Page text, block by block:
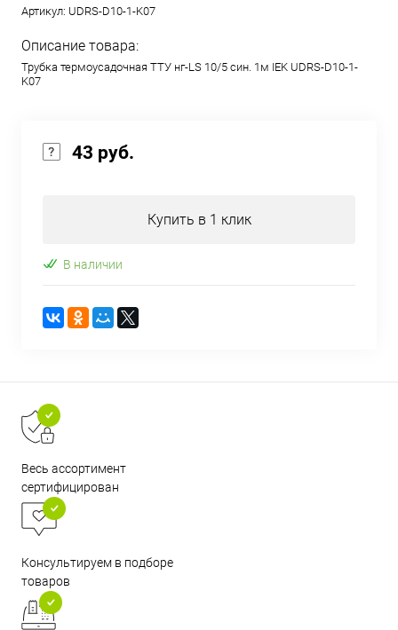
Артикул: UDRS-D10-1-K07
Описание товара:
Трубка термоусадочная ТТУ нг-LS 10/5 син. 1м IEK UDRS-D10-1-
K07
43 руб.
Купить в 1 клик
В наличии
Весь ассортимент
сертифицирован
Консультируем в подборе
товаров